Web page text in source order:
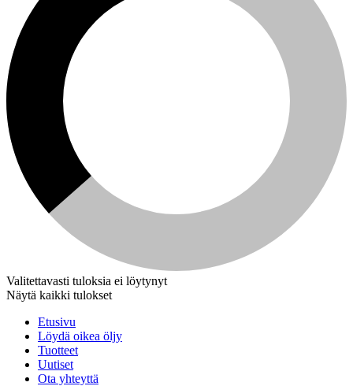
Valitettavasti tuloksia ei löytynyt
Näytä kaikki tulokset
Etusivu
Löydä oikea öljy
Tuotteet
Uutiset
Ota yhteyttä